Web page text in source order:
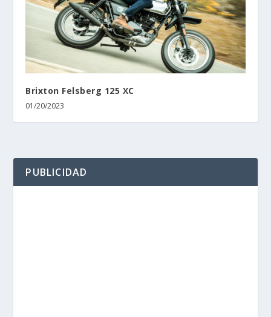
Brixton Felsberg 125 XC
01/20/2023
PUBLICIDAD